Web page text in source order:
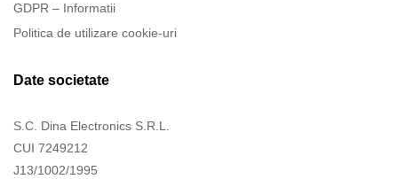
GDPR – Informatii
Politica de utilizare cookie-uri
Date societate
S.C. Dina Electronics S.R.L.
CUI 7249212
J13/1002/1995